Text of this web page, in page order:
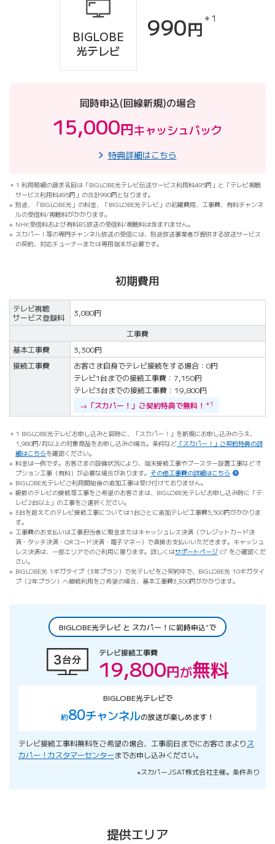
BIGLOBE
光テレビ
990円 ＊1
同時申込(回線新規)の場合
15,000円キャッシュバック
特典詳細はこちら
1 利用明細の請求名目は「BIGLOBE光テレビ伝送サービス利用料495円」と「テレビ視聴
サービス利用料495円」の合計990円となります。
別途、「BIGLOBE光」の料金、「BIGLOBE光テレビ」の初期費用、工事費、有料チャンネ
ルの受信料/視聴料がかかります。
NHK受信料および有料BS放送の受信料/視聴料は含まれません。
スカパー！等の専門チャンネル放送の受信には、別途放送事業者が提供する放送サービス
の契約、対応チューナーまたは専用端末が必要です。
初期費用
テレビ視聴
サービス登録料
3,080円
工事費
基本工事費
3,300円
接続工事費
お客さま自身でテレビ接続をする場合：0円
テレビ1台までの接続工事費：7,150円
テレビ3台までの接続工事費：19,800円
→「スカパー！」ご契約特典で無料！ ＊1
1 BIGLOBE光テレビお申し込みと同時に、「スカパー！」を新規にお申し込みのうえ、
1,980円/月以上の対象商品をお申し込みの場合。条件など 「スカパー！」ご契約特典の詳
細はこちらを確認ください。
料金は一例です。お客さまの設備状況により、端末接続工事やブースター設置工事などオ
プション工事（有料）が必要な場合があります。 その他工事費の詳細はこちら
BIGLOBE光テレビご利用開始後の追加工事は受け付けておりません。
複数のテレビの接続等工事をご希望のお客さまは、BIGLOBE光テレビお申し込み時に「テ
レビ2台以上」の工事をご選択ください。
3台を超えてのテレビ接続工事については1台ごとに追加テレビ工事費5,500円がかかりま
す。
工事費のお支払いは工事担当者に現金またはキャッシュレス決済（クレジットカード決
済・タッチ決済・QRコード決済・電子マネー）で直接お支払いいただきます。キャッシュ
レス決済は、一部エリアでのご利用に限ります。詳しくはサポートページ（新しいタブで開き
をご確認くだ
さい。
BIGLOBE光 1ギガタイプ（3年プラン）で光テレビをご契約中で、BIGLOBE光 10ギガタイ
プ（2年プラン）へ継続利用をご希望の場合、基本工事費3,300円がかかります。
BIGLOBE光テレビ と スカパー！に同時申込※で
テレビ接続工事費
19,800円が無料
BIGLOBE光テレビで
約80チャンネルの放送が楽しめます！
テレビ接続工事料無料をご希望の場合、工事前日までにお客さまよりス
カパー！カスタマーセンターまでお申し込みください。
※スカパーJSAT株式会社主催。条件あり
提供エリア